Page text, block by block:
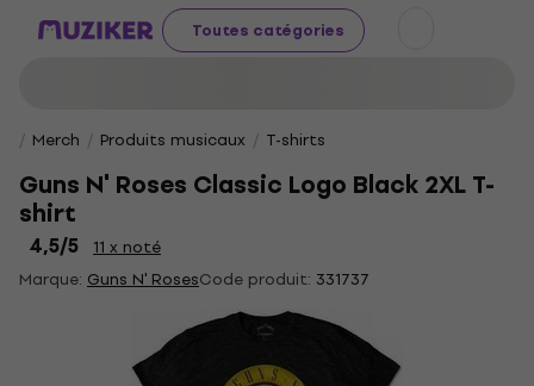
Toutes catégories
Merch Produits musicaux T-shirts
Guns N' Roses Classic Logo Black 2XL T-
shirt
4,5/5
11 x noté
Marque: Guns N' RosesCode produit: 331737